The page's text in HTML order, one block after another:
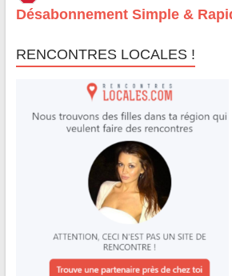
Désabonnement Simple &
RENCONTRES LOCALES !